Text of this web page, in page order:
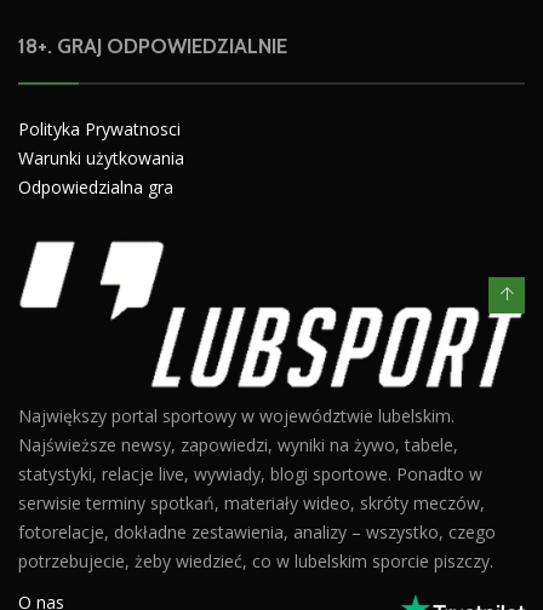
18+. GRAJ ODPOWIEDZIALNIE
Polityka Prywatnosci
Warunki użytkowania
Odpowiedzialna gra
Największy portal sportowy w województwie lubelskim.
Najświeższe newsy, zapowiedzi, wyniki na żywo, tabele,
statystyki, relacje live, wywiady, blogi sportowe. Ponadto w
serwisie terminy spotkań, materiały wideo, skróty meczów,
fotorelacje, dokładne zestawienia, analizy – wszystko, czego
potrzebujecie, żeby wiedzieć, co w lubelskim sporcie piszczy.
O nas